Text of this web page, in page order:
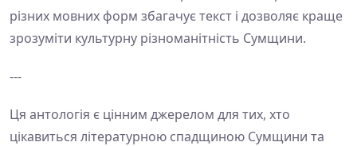
різних мовних форм збагачує текст і дозволяє краще
зрозуміти культурну різноманітність Сумщини.
---
Ця антологія є цінним джерелом для тих, хто
цікавиться літературною спадщиною Сумщини та